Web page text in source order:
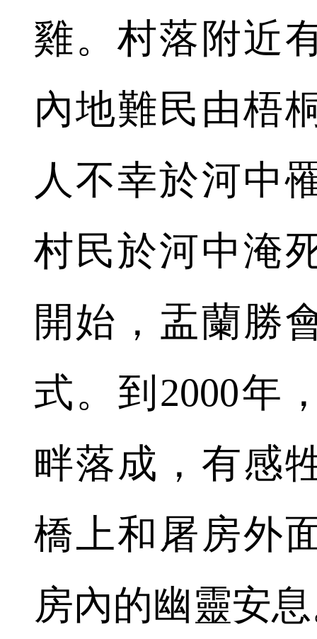
雞。村落附近
內地難民由梧
人不幸於河中
村民於河中淹
開始，盂蘭勝
式。到2000年
畔落成，有感
橋上和屠房外
房內的幽靈安